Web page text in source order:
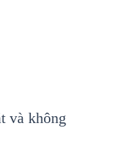
và không